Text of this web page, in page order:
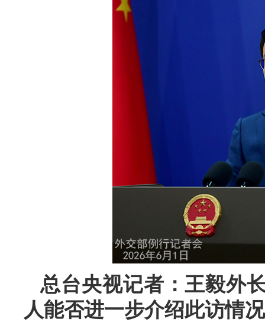
总台央视记者：王毅外
人能否进一步介绍此访情